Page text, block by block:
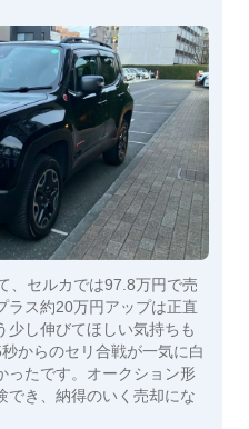
、セルカでは97.8万円で売
ラス約20万円アップは正直
少し伸びてほしい気持ちも
からのセリ合戦が一気に白
ったです。オークション形
でき、納得のいく売却にな